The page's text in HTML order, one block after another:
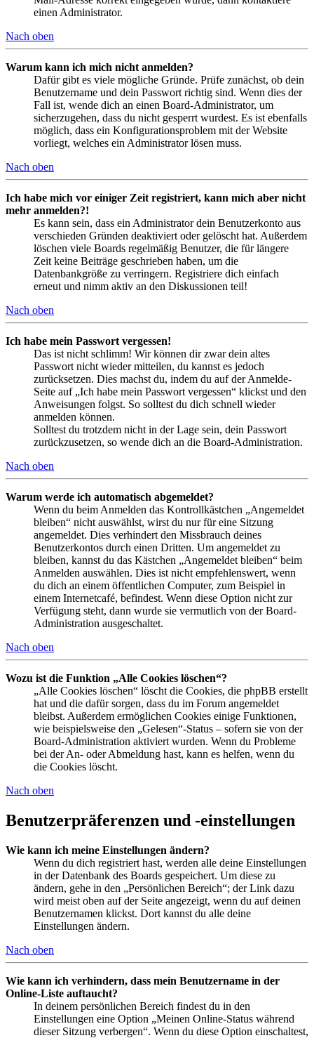
einen Administrator.
Nach oben
Warum kann ich mich nicht anmelden?
Dafür gibt es viele mögliche Gründe. Prüfe zunächst, ob dein
Benutzername und dein Passwort richtig sind. Wenn dies der
Fall ist, wende dich an einen Board-Administrator, um
sicherzugehen, dass du nicht gesperrt wurdest. Es ist ebenfalls
möglich, dass ein Konfigurationsproblem mit der Website
vorliegt, welches ein Administrator lösen muss.
Nach oben
Ich habe mich vor einiger Zeit registriert, kann mich aber nicht
mehr anmelden?!
Es kann sein, dass ein Administrator dein Benutzerkonto aus
verschieden Gründen deaktiviert oder gelöscht hat. Außerdem
löschen viele Boards regelmäßig Benutzer, die für längere
Zeit keine Beiträge geschrieben haben, um die
Datenbankgröße zu verringern. Registriere dich einfach
erneut und nimm aktiv an den Diskussionen teil!
Nach oben
Ich habe mein Passwort vergessen!
Das ist nicht schlimm! Wir können dir zwar dein altes
Passwort nicht wieder mitteilen, du kannst es jedoch
zurücksetzen. Dies machst du, indem du auf der Anmelde-
Seite auf „Ich habe mein Passwort vergessen“ klickst und den
Anweisungen folgst. So solltest du dich schnell wieder
anmelden können.
Solltest du trotzdem nicht in der Lage sein, dein Passwort
zurückzusetzen, so wende dich an die Board-Administration.
Nach oben
Warum werde ich automatisch abgemeldet?
Wenn du beim Anmelden das Kontrollkästchen „Angemeldet
bleiben“ nicht auswählst, wirst du nur für eine Sitzung
angemeldet. Dies verhindert den Missbrauch deines
Benutzerkontos durch einen Dritten. Um angemeldet zu
bleiben, kannst du das Kästchen „Angemeldet bleiben“ beim
Anmelden auswählen. Dies ist nicht empfehlenswert, wenn
du dich an einem öffentlichen Computer, zum Beispiel in
einem Internetcafé, befindest. Wenn diese Option nicht zur
Verfügung steht, dann wurde sie vermutlich von der Board-
Administration ausgeschaltet.
Nach oben
Wozu ist die Funktion „Alle Cookies löschen“?
„Alle Cookies löschen“ löscht die Cookies, die phpBB erstellt
hat und die dafür sorgen, dass du im Forum angemeldet
bleibst. Außerdem ermöglichen Cookies einige Funktionen,
wie beispielsweise den „Gelesen“-Status – sofern sie von der
Board-Administration aktiviert wurden. Wenn du Probleme
bei der An- oder Abmeldung hast, kann es helfen, wenn du
die Cookies löscht.
Nach oben
Benutzerpräferenzen und -einstellungen
Wie kann ich meine Einstellungen ändern?
Wenn du dich registriert hast, werden alle deine Einstellungen
in der Datenbank des Boards gespeichert. Um diese zu
ändern, gehe in den „Persönlichen Bereich“; der Link dazu
wird meist oben auf der Seite angezeigt, wenn du auf deinen
Benutzernamen klickst. Dort kannst du alle deine
Einstellungen ändern.
Nach oben
Wie kann ich verhindern, dass mein Benutzername in der
Online-Liste auftaucht?
In deinem persönlichen Bereich findest du in den
Einstellungen eine Option „Meinen Online-Status während
dieser Sitzung verbergen“. Wenn du diese Option einschaltest,